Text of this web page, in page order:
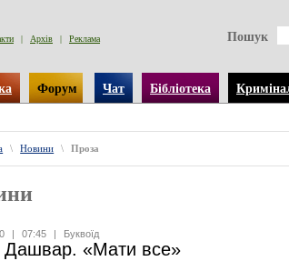
| Архів | Реклама Пошук
Форум Чат Бібліотека
\ Новини \ Проза
| 07:45 | Буквоїд
«Мати все»